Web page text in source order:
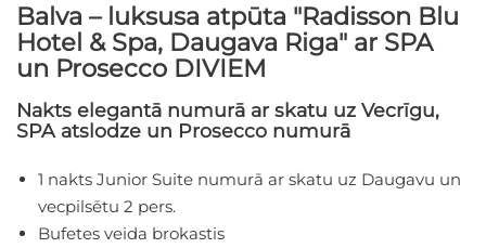
Balva – luksusa atpūta "Radisson Blu
Hotel & Spa, Daugava Riga" ar SPA
un Prosecco DIVIEM
Nakts elegantā numurā ar skatu uz Vecrīgu,
SPA atslodze un Prosecco numurā
1 nakts Junior Suite numurā ar skatu uz Daugavu un
vecpilsētu 2 pers.
Bufetes veida brokastis